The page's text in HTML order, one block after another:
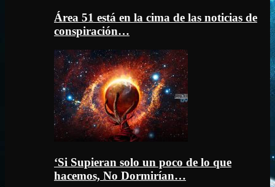
Área 51 está en la cima de las noticias de
conspiración…
‘Si Supieran solo un poco de lo que
hacemos, No Dormirían…